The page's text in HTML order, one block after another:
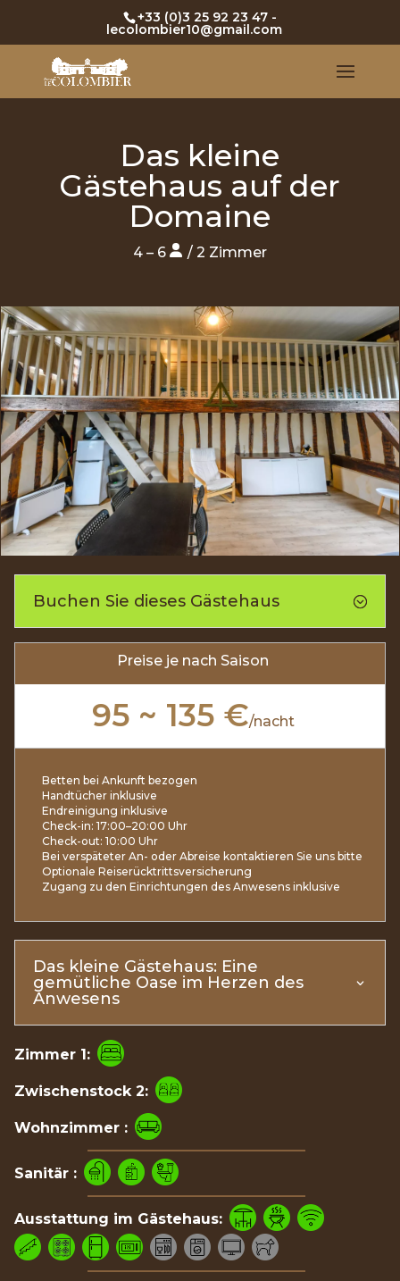
+33 (0)3 25 92 23 47-
lecolombier10@gmail.com
Das kleine
Gästehaus auf der
Domaine
4 – 6 / 2 Zimmer
Buchen Sie dieses Gästehaus
Preise je nach Saison
95 ~ 135 €/nacht
Betten bei Ankunft bezogen
Handtücher inklusive
Endreinigung inklusive
Check-in: 17:00–20:00 Uhr
Check-out: 10:00 Uhr
Bei verspäteter An- oder Abreise kontaktieren Sie uns bitte
Optionale Reiserücktrittsversicherung
Zugang zu den Einrichtungen des Anwesens inklusive
Das kleine Gästehaus: Eine
gemütliche Oase im Herzen des
Anwesens
Zimmer 1:
Zwischenstock 2:
Wohnzimmer :
Sanitär :
Ausstattung im Gästehaus: